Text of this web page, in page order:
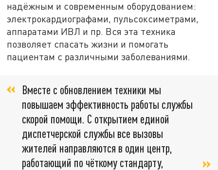
надёжным и современным оборудованием:
электрокардиографами, пульсоксиметрами,
аппаратами ИВЛ и пр. Вся эта техника
позволяет спасать жизни и помогать
пациентам с различными заболеваниями.
Вместе с обновлением техники мы
повышаем эффективность работы службы
скорой помощи. С открытием единой
диспетчерской службы все вызовы
жителей направляются в один центр,
работающий по чёткому стандарту,